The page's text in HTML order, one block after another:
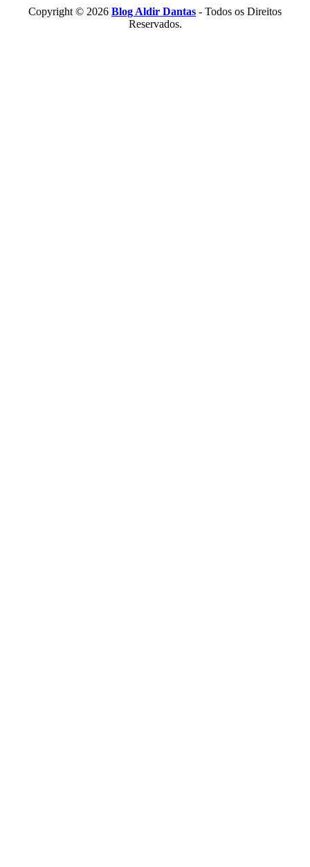
Copyright © 2026 Blog Aldir Dantas - Todos os Direitos
Reservados.